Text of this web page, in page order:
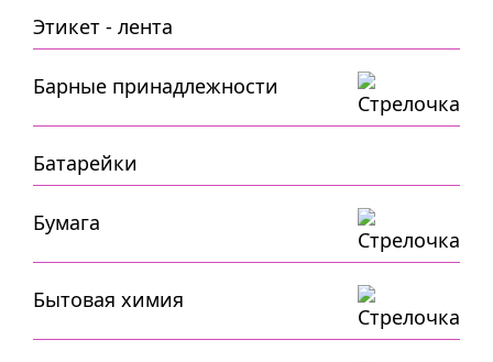
Этикет - лента
Барные принадлежности
Батарейки
Бумага
Бытовая химия